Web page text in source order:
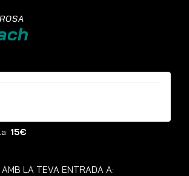
15€
LA TEVA ENTRADA A: